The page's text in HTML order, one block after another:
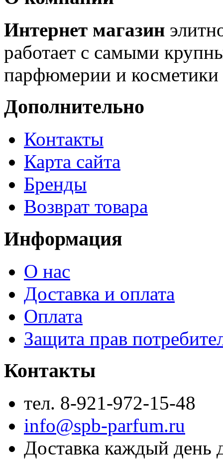
Интернет магазин
работает с самыми
парфюмерии и
Дополнительно
Контакты
Карта сайта
Бренды
Возврат товара
Информация
О нас
Доставка и оплата
Оплата
Защита прав
Контакты
тел. 8-921-972-15-48
info@spb-parfum.ru
Доставка каждый день